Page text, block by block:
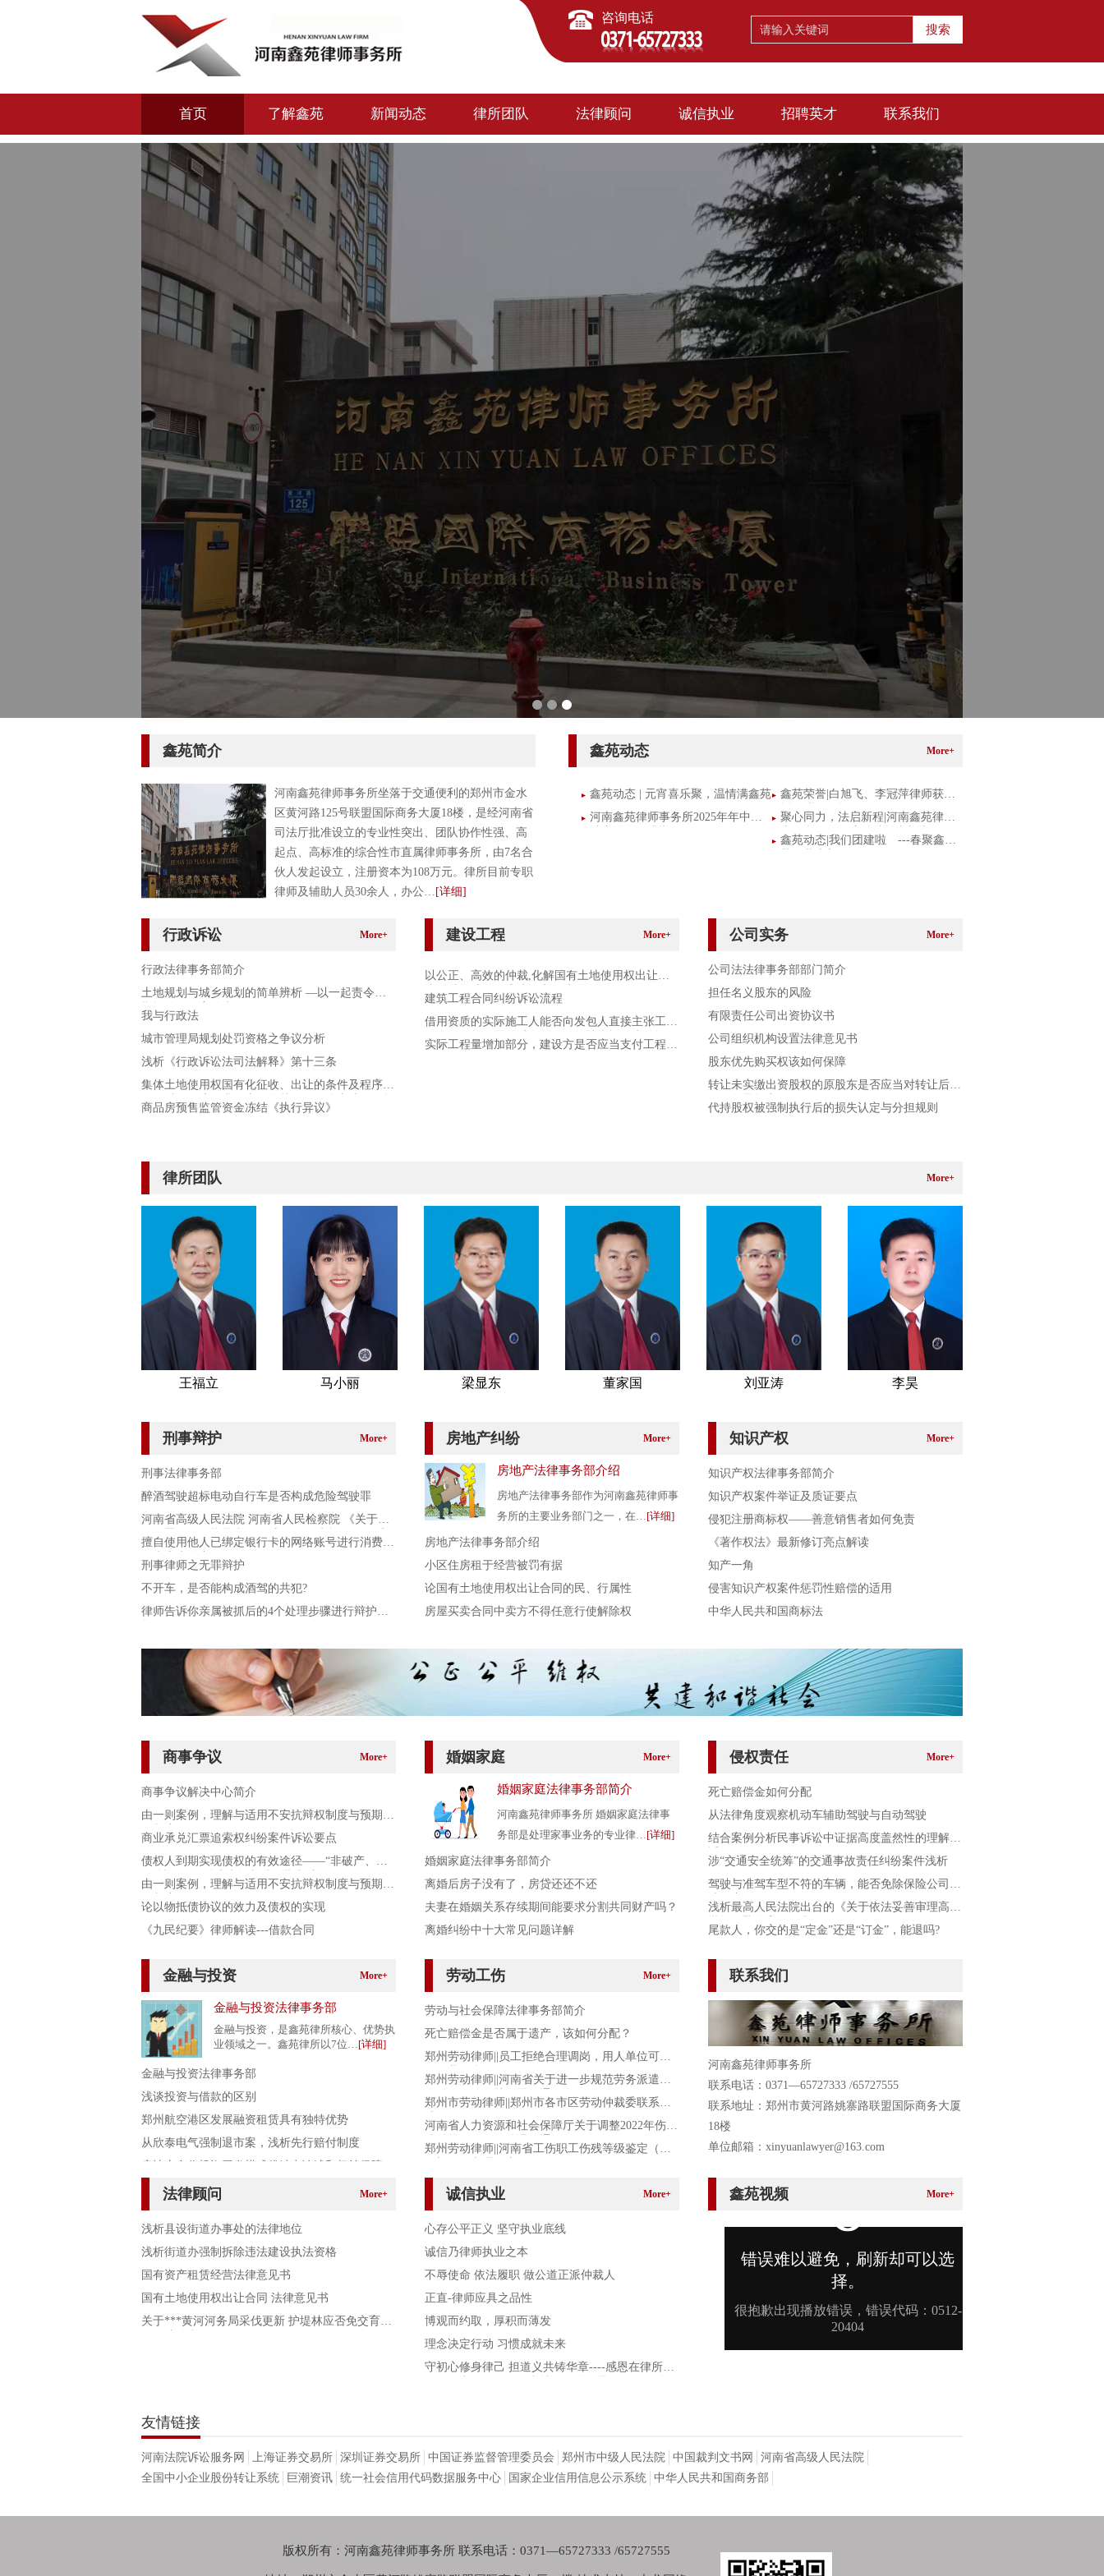
咨询电话
搜索
首页 了解鑫苑 新闻动态 律所团队 法律顾问 诚信执业 招聘英才 联系我们
鑫苑简介
河南鑫苑律师事务所坐落于交通便利的郑州市金水
区黄河路125号联盟国际商务大厦18楼，是经河南省
司法厅批准设立的专业性突出、团队协作性强、高
起点、高标准的综合性市直属律师事务所，由7名合
伙人发起设立，注册资本为108万元。律所目前专职
律师及辅助人员30余人，办公… [详细]
鑫苑动态 More+
鑫苑荣誉|白旭飞、李冠萍律师获委
托人赠送锦旗
鑫苑动态 | 元宵喜乐聚，温情满鑫苑
聚心同力，法启新程|河南鑫苑律师
事务所2025年度总结暨表彰大会圆
满举行
河南鑫苑律师事务所2025年年中总
鑫苑动态|我们团建啦 ---春聚鑫
行政诉讼 More+
行政法律事务部简介
土地规划与城乡规划的简单辨析 —以一起责令限
期拆除行政案件为例
我与行政法
城市管理局规划处罚资格之争议分析
浅析《行政诉讼法司法解释》第十三条
集体土地使用权国有化征收、出让的条件及程序
——以**信访要求国土局将其名下集体土地使用权
转化为国有土地使用权案为例
商品房预售监管资金冻结《执行异议》
建设工程 More+
以公正、高效的仲裁,化解国有土地使用权出让争
议，助推法治政府建设和经济发展。
建筑工程合同纠纷诉讼流程
借用资质的实际施工人能否向发包人直接主张工程
款？如果能，是否以发包人明知挂靠施工为前提？
实际工程量增加部分，建设方是否应当支付工程
公司实务 More+
公司法法律事务部部门简介
担任名义股东的风险
有限责任公司出资协议书
公司组织机构设置法律意见书
股东优先购买权该如何保障
转让未实缴出资股权的原股东是否应当对转让后公
司债务承担责任？
代持股权被强制执行后的损失认定与分担规则
律所团队 More+
王福立 马小丽 梁显东 董家国 刘亚涛 李昊
刑事辩护 More+
刑事法律事务部
醉酒驾驶超标电动自行车是否构成危险驾驶罪
河南省高级人民法院 河南省人民检察院 《关于常
见犯罪的量刑指导意见（试行）》 实施细则（试
行）
擅自使用他人已绑定银行卡的网络账号进行消费的
行为应为盗窃
刑事律师之无罪辩护
不开车，是否能构成酒驾的共犯?
律师告诉你亲属被抓后的4个处理步骤进行辩护维
房地产纠纷 More+
房地产法律事务部介绍
房地产法律事务部作为河南鑫苑律师事
务所的主要业务部门之一，在…[详细]
房地产法律事务部介绍
小区住房租于经营被罚有据
论国有土地使用权出让合同的民、行属性
房屋买卖合同中卖方不得任意行使解除权
知识产权 More+
知识产权法律事务部简介
知识产权案件举证及质证要点
侵犯注册商标权——善意销售者如何免责
《著作权法》最新修订亮点解读
知产一角
侵害知识产权案件惩罚性赔偿的适用
中华人民共和国商标法
商事争议 More+
商事争议解决中心简介
由一则案例，理解与适用不安抗辩权制度与预期违
约制度
商业承兑汇票追索权纠纷案件诉讼要点
债权人到期实现债权的有效途径——“非破产、解
散”情形下的股东出资加速到期制度
由一则案例，理解与适用不安抗辩权制度与预期违
约制度
论以物抵债协议的效力及债权的实现
《九民纪要》律师解读---借款合同
婚姻家庭 More+
婚姻家庭法律事务部简介
河南鑫苑律师事务所 婚姻家庭法律事
务部是处理家事业务的专业律…[详细]
婚姻家庭法律事务部简介
离婚后房子没有了，房贷还还不还
夫妻在婚姻关系存续期间能要求分割共同财产吗？
离婚纠纷中十大常见问题详解
侵权责任 More+
死亡赔偿金如何分配
从法律角度观察机动车辅助驾驶与自动驾驶
结合案例分析民事诉讼中证据高度盖然性的理解与
适用
涉“交通安全统筹”的交通事故责任纠纷案件浅析
驾驶与准驾车型不符的车辆，能否免除保险公司的
赔偿责任？
浅析最高人民法院出台的《关于依法妥善审理高空
抛物、坠物案件的意见》
尾款人，你交的是“定金”还是“订金”，能退吗?
金融与投资 More+
金融与投资法律事务部
金融与投资，是鑫苑律所核心、优势执
业领域之一。鑫苑律所以7位…[详细]
金融与投资法律事务部
浅谈投资与借款的区别
郑州航空港区发展融资租赁具有独特优势
从欣泰电气强制退市案，浅析先行赔付制度
劳动工伤 More+
劳动与社会保障法律事务部简介
死亡赔偿金是否属于遗产，该如何分配？
郑州劳动律师||员工拒绝合理调岗，用人单位可以
解除劳动合同吗？
郑州劳动律师||河南省关于进一步规范劳务派遣单
位工伤保险有关问题的通知
郑州市劳动律师||郑州市各市区劳动仲裁委联系方
式
河南省人力资源和社会保障厅关于调整2022年伤残
津贴等工伤保险待遇的通知
郑州劳动律师||河南省工伤职工伤残等级鉴定（工
联系我们
河南鑫苑律师事务所
联系电话：0371—65727333 /65727555
联系地址：郑州市黄河路姚寨路联盟国际商务大厦
18楼
单位邮箱：xinyuanlawyer@163.com
法律顾问 More+
浅析县设街道办事处的法律地位
浅析街道办强制拆除违法建设执法资格
国有资产租赁经营法律意见书
国有土地使用权出让合同 法律意见书
关于***黄河河务局采伐更新 护堤林应否免交育林
诚信执业 More+
心存公平正义 坚守执业底线
诚信乃律师执业之本
不辱使命 依法履职 做公道正派仲裁人
正直-律师应具之品性
博观而约取，厚积而薄发
理念决定行动 习惯成就未来
守初心修身律己 担道义共铸华章----感恩在律所十
鑫苑视频 More+
友情链接
河南法院诉讼服务网 上海证券交易所 深圳证券交易所 中国证券监督管理委员会 郑州市中级人民法院 中国裁判文书网
河南省高级人民法院
全国中小企业股份转让系统
巨潮资讯 统一社会信用代码数据服务中心 国家企业信用信息公示系统 中华人民共和国商务部
版权所有：河南鑫苑律师事务所 联系电话：0371—65727333 /65727555